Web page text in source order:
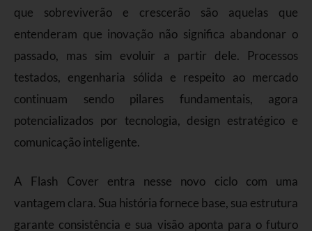
que sobreviverão e crescerão são aquelas que
entenderam que inovação não significa abandonar o
passado, mas sim evoluir a partir dele. Processos
testados, engenharia sólida e respeito ao mercado
continuam sendo pilares fundamentais, agora
potencializados por tecnologia, design estratégico e
comunicação inteligente.
A Flash Cover entra nesse novo ciclo com uma
vantagem clara. Sua história fornece base, sua estrutura
garante consistência e sua visão aponta para o futuro